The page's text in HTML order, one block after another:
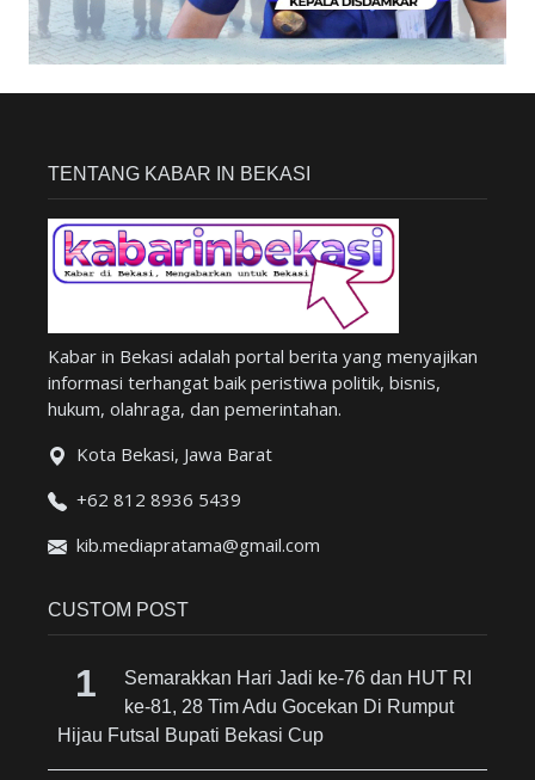
TENTANG KABAR IN BEKASI
Kabar in Bekasi adalah portal berita yang menyajikan
informasi terhangat baik peristiwa politik, bisnis,
hukum, olahraga, dan pemerintahan.
Kota Bekasi, Jawa Barat
+62 812 8936 5439
kib.mediapratama@gmail.com
CUSTOM POST
Semarakkan Hari Jadi ke-76 dan HUT RI
ke-81, 28 Tim Adu Gocekan Di Rumput
Hijau Futsal Bupati Bekasi Cup